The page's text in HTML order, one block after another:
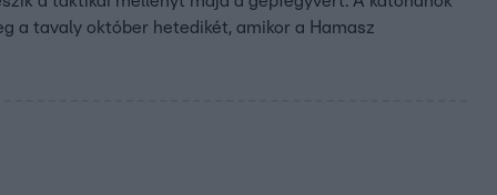
a tavaly október hetedikét, amikor a Hamasz